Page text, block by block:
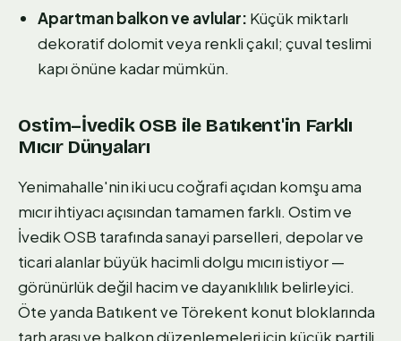
Apartman balkon ve avlular: Küçük miktarlı
dekoratif dolomit veya renkli çakıl; çuval teslimi
kapı önüne kadar mümkün.
Ostim–İvedik OSB ile Batıkent'in Farklı
Mıcır Dünyaları
Yenimahalle'nin iki ucu coğrafi açıdan komşu ama
mıcır ihtiyacı açısından tamamen farklı. Ostim ve
İvedik OSB tarafında sanayi parselleri, depolar ve
ticari alanlar büyük hacimli dolgu mıcırı istiyor —
görünürlük değil hacim ve dayanıklılık belirleyici.
Öte yanda Batıkent ve Törekent konut bloklarında
tarh arası ve balkon düzenlemeleri için küçük partili